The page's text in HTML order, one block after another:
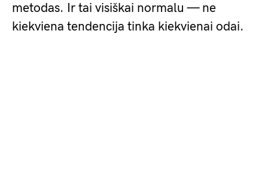
metodas. Ir tai visiškai normalu — ne
kiekviena tendencija tinka kiekvienai odai.